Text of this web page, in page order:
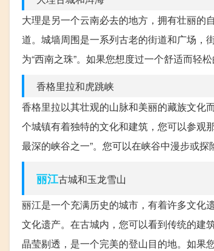
大理是另一个云南必去的地方，拥有壮丽的
道。城墙周围是一系列古老的街道和广场，
为“西南之珠”。如果您想度过一个舒适而轻
香格里拉和虎跳峡
香格里拉以其壮观的山脉和美丽的藏族文化
个城镇有着独特的文化和建筑，您可以参观
最深的峡谷之一”。您可以在峡谷中漫步或探
丽江古城和玉龙雪山
丽江是一个充满历史的城市，有着许多文化
文化遗产。在古城内，您可以看到传统的建
晶莹剔透，是一个完美的登山目的地。如果